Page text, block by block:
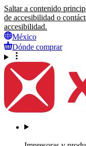
Saltar a contenido
de accesibilidad o
accesibilidad.
México
Dónde comprar